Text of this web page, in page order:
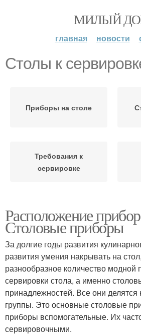
МИЛЫЙ
главная новости
Столы к
Приборы на столе
Требования к
сервировке
Расположение
Столовые приборы
За долгие годы развития
развития умения накрывать на
разнообразное количество модной
сервировки стола, а именно
принадлежностей. Все они
группы. Это основные столовые
приборы вспомогательные. Их
сервировочными.